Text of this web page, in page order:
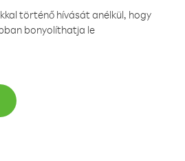
történő hívását anélkül, hogy
bonyolíthatja le